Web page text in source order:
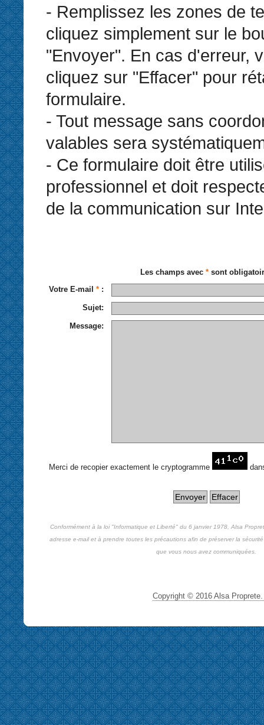
- Remplissez les zones de
cliquez simplement sur le
"Envoyer". En cas d'erreur,
cliquez sur "Effacer" pour
formulaire.
- Tout message sans
valables sera
- Ce formulaire doit être
professionnel et doit
de la communication sur
Les champs avec *sont
Votre E-mail * :
Sujet:
Message:
Merci de recopier exactement le cryptogramme
Conformément à la loi "Informatique et Liberté" du 6 janvier 1978, Alsa
adresse e-mail et à prendre toutes les précautions afin de préserver la
que vous nous avez communiquées.
Copyright © 2016 Alsa